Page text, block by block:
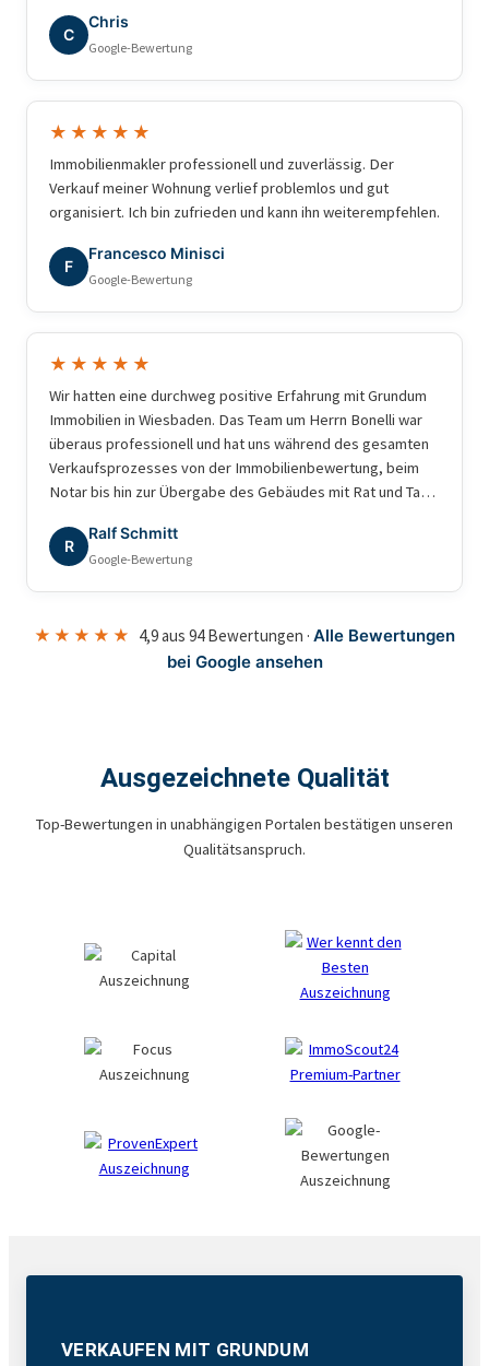
C
Chris
Google-Bewertung
★★★★★
Immobilienmakler professionell und zuverlässig. Der
Verkauf meiner Wohnung verlief problemlos und gut
organisiert. Ich bin zufrieden und kann ihn weiterempfehlen.
F
Francesco Minisci
Google-Bewertung
★★★★★
Wir hatten eine durchweg positive Erfahrung mit Grundum
Immobilien in Wiesbaden. Das Team um Herrn Bonelli war
überaus professionell und hat uns während des gesamten
Verkaufsprozesses von der Immobilienbewertung, beim
Notar bis hin zur Übergabe des Gebäudes mit Rat und Tat
Zusammenarbeit. Beste Grüße
R
Ralf Schmitt
Google-Bewertung
★★★★★ 4,9 aus 94 Bewertungen · Alle Bewertungen
bei Google ansehen
Ausgezeichnete Qualität
Top-Bewertungen in unabhängigen Portalen bestätigen unseren
Qualitätsanspruch.
VERKAUFEN MIT GRUNDUM